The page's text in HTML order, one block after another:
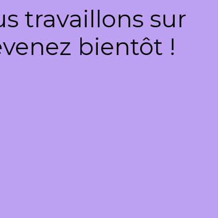
travaillons sur
bientôt !